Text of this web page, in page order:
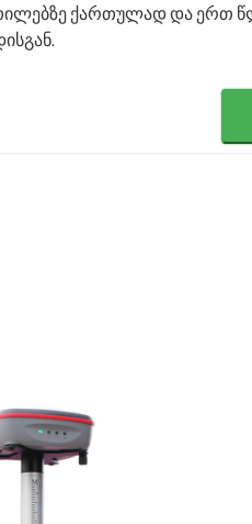
ქართულად და ერთ